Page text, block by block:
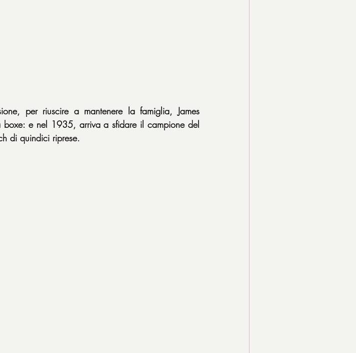
per riuscire a mantenere la famiglia, James
e nel 1935, arriva a sfidare il campione del
di quindici riprese.